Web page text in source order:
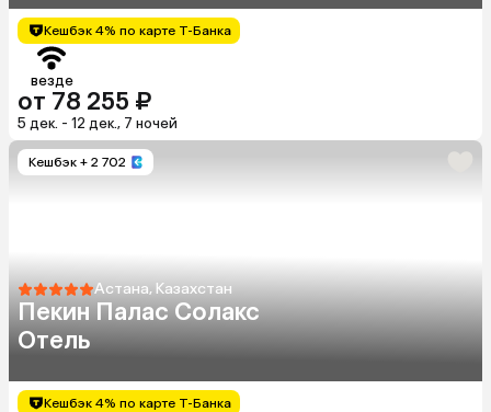
Кешбэк 4% по карте Т-Банка
везде
от 78 255 ₽
5 дек. - 12 дек., 7 ночей
Кешбэк + 2 702
Астана, Казахстан
Пекин Палас Солакс
Отель
Кешбэк 4% по карте Т-Банка